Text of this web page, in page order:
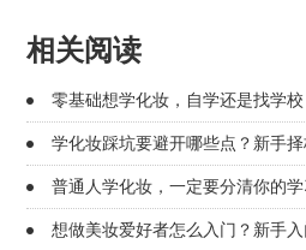
相关阅读
零基础想学化妆，自学还是找学
学化妆踩坑要避开哪些点？新手
普通人学化妆，一定要分清你的
想做美妆爱好者怎么入门？新手